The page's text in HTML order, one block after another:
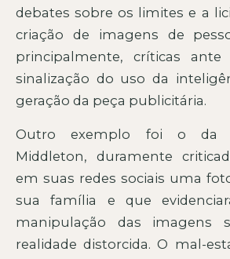
debates sobre os limites e a
criação de imagens de
principalmente, críticas
sinalização do uso da
geração da peça publicitária.
Outro exemplo foi o da
Middleton, duramente
em suas redes sociais uma
sua família e que
manipulação das imagens
realidade distorcida. O mal-